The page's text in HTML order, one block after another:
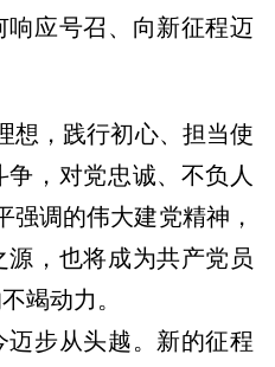
应号召、向新征程迈
想，践行初心、担当使
，对党忠诚、不负人
强调的伟大建党精神，
，也将成为共产党员
竭动力。
步从头越。新的征程